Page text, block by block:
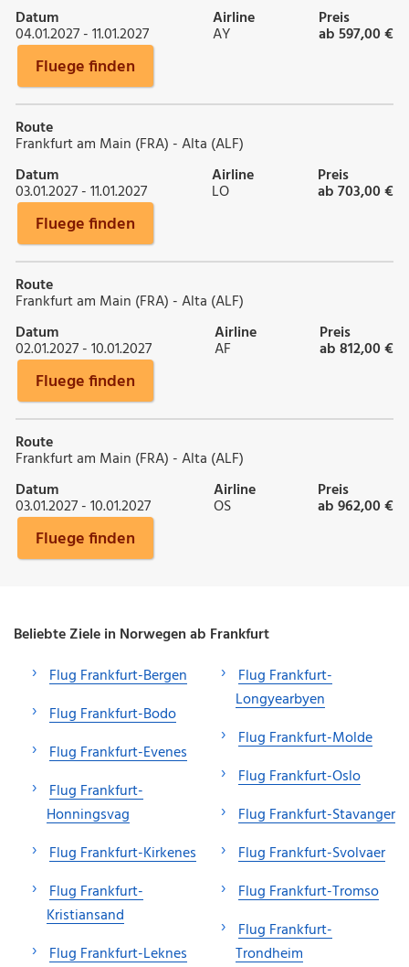
Datum
04.01.2027 - 11.01.2027
Airline
AY
Preis
ab 597,00 €
Fluege finden
Route
Frankfurt am Main (FRA) - Alta (ALF)
Datum
03.01.2027 - 11.01.2027
Airline
LO
Preis
ab 703,00 €
Fluege finden
Route
Frankfurt am Main (FRA) - Alta (ALF)
Datum
02.01.2027 - 10.01.2027
Airline
AF
Preis
ab 812,00 €
Fluege finden
Route
Frankfurt am Main (FRA) - Alta (ALF)
Datum
03.01.2027 - 10.01.2027
Airline
OS
Preis
ab 962,00 €
Fluege finden
Beliebte Ziele in Norwegen ab Frankfurt
Flug Frankfurt-Bergen
Flug Frankfurt-Bodo
Flug Frankfurt-Evenes
Flug Frankfurt-
Honningsvag
Flug Frankfurt-Kirkenes
Flug Frankfurt-
Kristiansand
Flug Frankfurt-Leknes
Flug Frankfurt-
Longyearbyen
Flug Frankfurt-Molde
Flug Frankfurt-Oslo
Flug Frankfurt-Stavanger
Flug Frankfurt-Svolvaer
Flug Frankfurt-Tromso
Flug Frankfurt-
Trondheim